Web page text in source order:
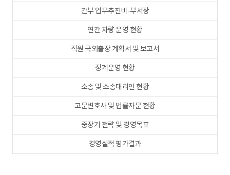
간부 업무추진비-부서장
연간 차량 운영 현황
직원 국외출장 계획서 및 보고서
징계운영 현황
소송 및 소송대리인 현황
고문변호사 및 법률자문 현황
중장기 전략 및 경영목표
경영실적 평가결과